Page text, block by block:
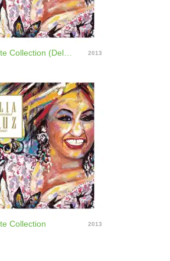
2013
Collection 2013